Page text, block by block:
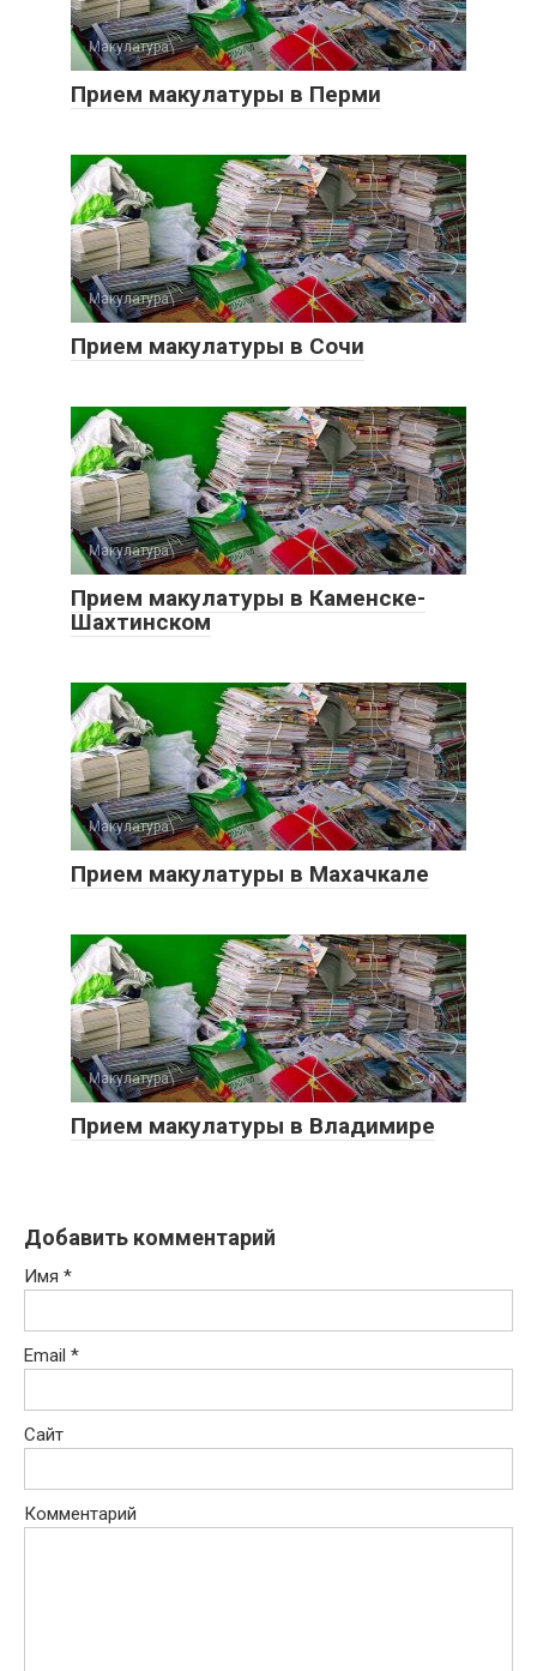
Макулатура 0
Прием макулатуры в Перми
Макулатура 0
Прием макулатуры в Сочи
Макулатура 0
Прием макулатуры в Каменске-
Шахтинском
Макулатура 0
Прием макулатуры в Махачкале
Макулатура 0
Прием макулатуры в Владимире
Добавить комментарий
Имя *
Email *
Сайт
Комментарий